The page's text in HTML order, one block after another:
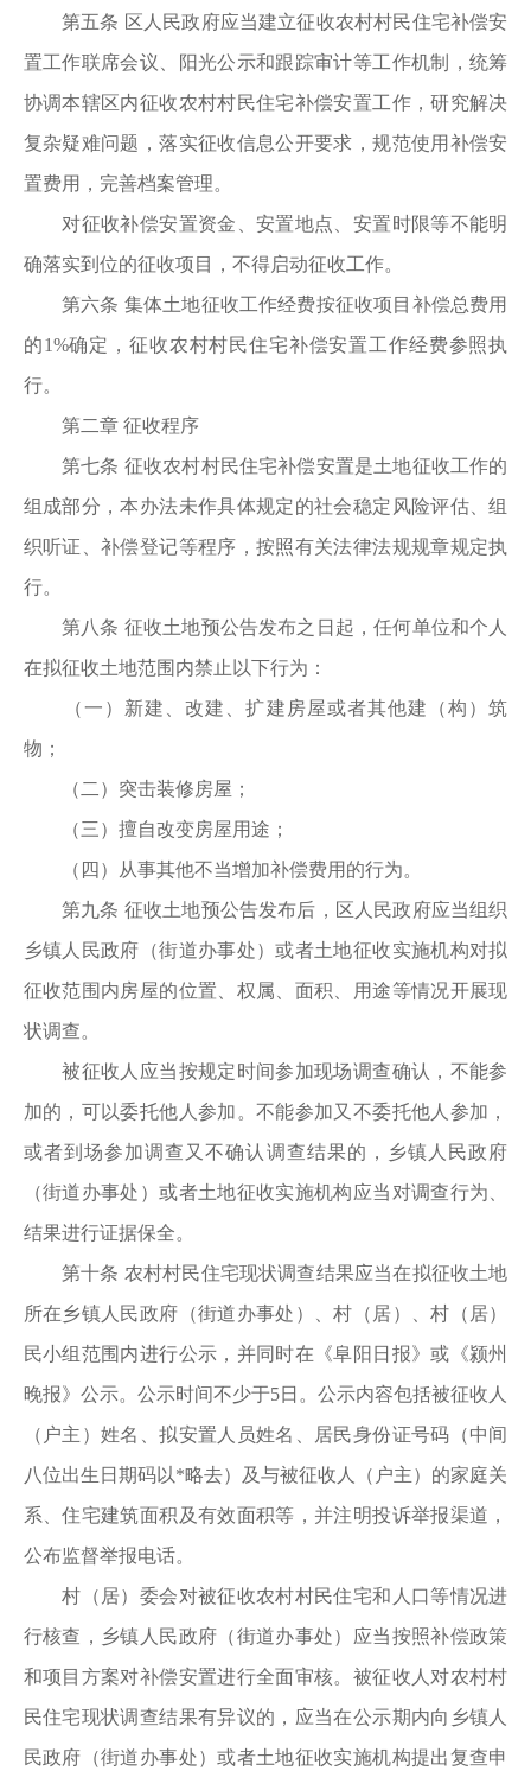
第五条 区人民政府应当建立征收农村村民住宅补偿安
置工作联席会议、阳光公示和跟踪审计等工作机制，统筹
协调本辖区内征收农村村民住宅补偿安置工作，研究解决
复杂疑难问题，落实征收信息公开要求，规范使用补偿安
置费用，完善档案管理。
对征收补偿安置资金、安置地点、安置时限等不能明
确落实到位的征收项目，不得启动征收工作。
第六条 集体土地征收工作经费按征收项目补偿总费用
的1%确定，征收农村村民住宅补偿安置工作经费参照执
行。
第二章 征收程序
第七条 征收农村村民住宅补偿安置是土地征收工作的
组成部分，本办法未作具体规定的社会稳定风险评估、组
织听证、补偿登记等程序，按照有关法律法规规章规定执
行。
第八条 征收土地预公告发布之日起，任何单位和个人
在拟征收土地范围内禁止以下行为：
（一）新建、改建、扩建房屋或者其他建（构）筑
物；
（二）突击装修房屋；
（三）擅自改变房屋用途；
（四）从事其他不当增加补偿费用的行为。
第九条 征收土地预公告发布后，区人民政府应当组织
乡镇人民政府（街道办事处）或者土地征收实施机构对拟
征收范围内房屋的位置、权属、面积、用途等情况开展现
状调查。
被征收人应当按规定时间参加现场调查确认，不能参
加的，可以委托他人参加。不能参加又不委托他人参加，
或者到场参加调查又不确认调查结果的，乡镇人民政府
（街道办事处）或者土地征收实施机构应当对调查行为、
结果进行证据保全。
第十条 农村村民住宅现状调查结果应当在拟征收土地
所在乡镇人民政府（街道办事处）、村（居）、村（居）
民小组范围内进行公示，并同时在《阜阳日报》或《颍州
晚报》公示。公示时间不少于5日。公示内容包括被征收人
（户主）姓名、拟安置人员姓名、居民身份证号码（中间
八位出生日期码以*略去）及与被征收人（户主）的家庭关
系、住宅建筑面积及有效面积等，并注明投诉举报渠道，
公布监督举报电话。
村（居）委会对被征收农村村民住宅和人口等情况进
行核查，乡镇人民政府（街道办事处）应当按照补偿政策
和项目方案对补偿安置进行全面审核。被征收人对农村村
民住宅现状调查结果有异议的，应当在公示期内向乡镇人
民政府（街道办事处）或者土地征收实施机构提出复查申